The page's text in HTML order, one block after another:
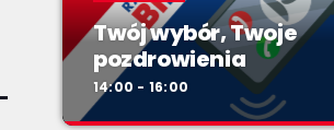
Twój wybór, Twoje
pozdrowienia
14:00 - 16:00